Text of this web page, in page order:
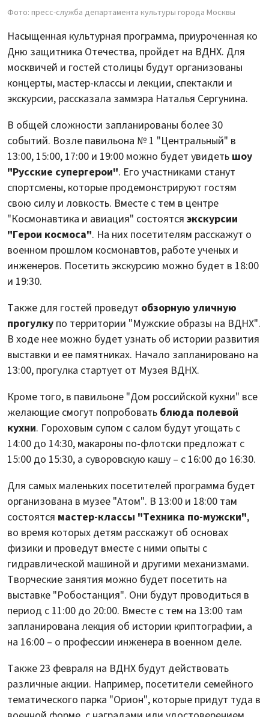
Фото: пресс-служба департамента культуры города Москвы
Насыщенная культурная программа, приуроченная ко
Дню защитника Отечества, пройдет на ВДНХ. Для
москвичей и гостей столицы будут организованы
концерты, мастер-классы и лекции, спектакли и
экскурсии, рассказала заммэра Наталья Сергунина.
В общей сложности запланированы более 30
событий. Возле павильона № 1 "Центральный" в
13:00, 15:00, 17:00 и 19:00 можно будет увидеть шоу
"Русские супергерои". Его участниками станут
спортсмены, которые продемонстрируют гостям
свою силу и ловкость. Вместе с тем в центре
"Космонавтика и авиация" состоятся экскурсии
"Герои космоса". На них посетителям расскажут о
военном прошлом космонавтов, работе ученых и
инженеров. Посетить экскурсию можно будет в 18:00
и 19:30.
Также для гостей проведут обзорную уличную
прогулку по территории "Мужские образы на ВДНХ".
В ходе нее можно будет узнать об истории развития
выставки и ее памятниках. Начало запланировано на
13:00, прогулка стартует от Музея ВДНХ.
Кроме того, в павильоне "Дом российской кухни" все
желающие смогут попробовать блюда полевой
кухни. Гороховым супом с салом будут угощать с
14:00 до 14:30, макароны по-флотски предложат с
15:00 до 15:30, а суворовскую кашу – с 16:00 до 16:30.
Для самых маленьких посетителей программа будет
организована в музее "Атом". В 13:00 и 18:00 там
состоятся мастер-классы "Техника по-мужски",
во время которых детям расскажут об основах
физики и проведут вместе с ними опыты с
гидравлической машиной и другими механизмами.
Творческие занятия можно будет посетить на
выставке "Робостанция". Они будут проводиться в
период с 11:00 до 20:00. Вместе с тем на 13:00 там
запланирована лекция об истории криптографии, а
на 16:00 – о профессии инженера в военном деле.
Также 23 февраля на ВДНХ будут действовать
различные акции. Например, посетители семейного
тематического парка "Орион", которые придут туда в